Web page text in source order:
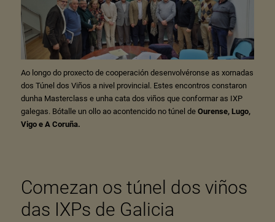
Ao longo do proxecto de cooperación desenvolvéronse as xornadas
dos Túnel dos Viños a nivel provincial. Estes encontros constaron
dunha Masterclass e unha cata dos viños que conformar as IXP
galegas. Bótalle un ollo ao acontencido no túnel de Ourense, Lugo,
Vigoe A Coruña.
Comezan os túnel dos viños
das IXPs de Galicia